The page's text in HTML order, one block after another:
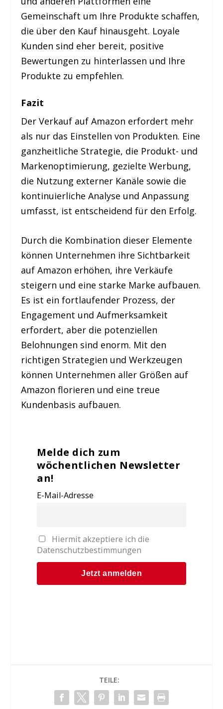
Gemeinschaft um Ihre Produkte schaffen,
die über den Kauf hinausgeht. Loyale
Kunden sind eher bereit, positive
Bewertungen zu hinterlassen und Ihre
Produkte zu empfehlen.
Fazit
Der Verkauf auf Amazon erfordert mehr
als nur das Einstellen von Produkten. Eine
ganzheitliche Strategie, die Produkt- und
Markenoptimierung, gezielte Werbung,
die Nutzung externer Kanäle sowie die
kontinuierliche Analyse und Anpassung
umfasst, ist entscheidend für den Erfolg.
Durch die Kombination dieser Elemente
können Unternehmen ihre Sichtbarkeit
auf Amazon erhöhen, ihre Verkäufe
steigern und eine starke Marke aufbauen.
Es ist ein fortlaufender Prozess, der
Engagement und Aufmerksamkeit
erfordert, aber die potenziellen
Belohnungen sind enorm. Mit den
richtigen Strategien und Werkzeugen
können Unternehmen aller Größen auf
Amazon florieren und eine treue
Kundenbasis aufbauen.
Melde dich zum
wöchentlichen Newsletter
an!
E-Mail-Adresse
Hiermit akzeptiere ich die
Datenschutzbestimmungen
TEILE: